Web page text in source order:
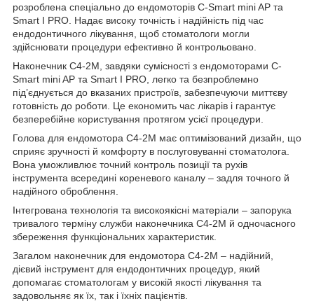
розроблена спеціально до ендомоторів C-Smart mini AP та
Smart I PRO. Надає високу точність і надійність під час
ендодонтичного лікування, щоб стоматологи могли
здійснювати процедури ефективно й контрольовано.
Наконечник C4-2M, завдяки сумісності з ендомоторами C-
Smart mini AP та Smart I PRO, легко та безпроблемно
під’єднується до вказаних пристроїв, забезпечуючи миттєву
готовність до роботи. Це економить час лікарів і гарантує
безперебійне користування протягом усієї процедури.
Голова для ендомотора C4-2M має оптимізований дизайн, що
сприяє зручності й комфорту в послуговуванні стоматолога.
Вона уможливлює точний контроль позиції та рухів
інструмента всередині кореневого каналу – задля точного й
надійного оброблення.
Інтегрована технологія та високоякісні матеріали – запорука
тривалого терміну служби наконечника C4-2M й одночасного
збереження функціональних характеристик.
Загалом наконечник для ендомотора C4-2M – надійний,
дієвий інструмент для ендодонтичних процедур, який
допомагає стоматологам у високій якості лікування та
задовольняє як їх, так і їхніх пацієнтів.